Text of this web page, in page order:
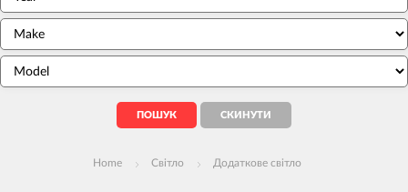
Home Світло Додаткове світло